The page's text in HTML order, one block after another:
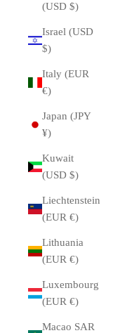
(USD $)
Israel (USD
$)
Italy (EUR
€)
Japan (JPY
¥)
Kuwait
(USD $)
Liechtenstein
(EUR €)
Lithuania
(EUR €)
Luxembourg
(EUR €)
Macao SAR